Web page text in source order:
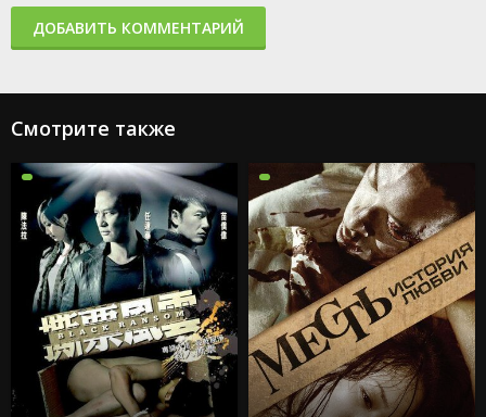
ДОБАВИТЬ КОММЕНТАРИЙ
Смотрите также